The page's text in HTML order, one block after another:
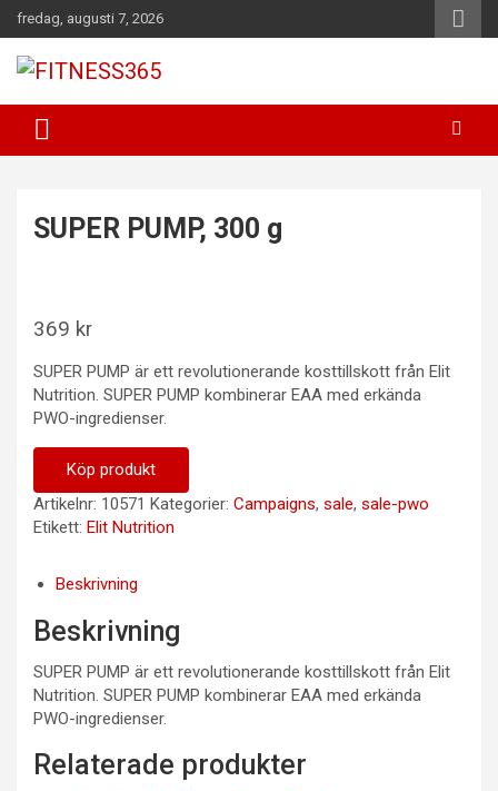
Hoppa
till
innehåll
fredag, augusti 7, 2026
FITNESS365
SUPER PUMP, 300 g
369 kr
SUPER PUMP är ett revolutionerande kosttillskott från Elit
Nutrition. SUPER PUMP kombinerar EAA med erkända
PWO-ingredienser.
Köp produkt
Artikelnr: 10571 Kategorier: Campaigns, sale, sale-pwo
Etikett: Elit Nutrition
Beskrivning
Beskrivning
SUPER PUMP är ett revolutionerande kosttillskott från Elit
Nutrition. SUPER PUMP kombinerar EAA med erkända
PWO-ingredienser.
Relaterade produkter